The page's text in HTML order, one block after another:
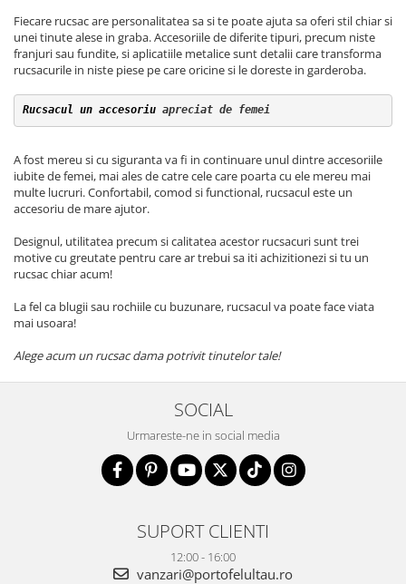
Fiecare rucsac are personalitatea sa si te poate ajuta sa oferi stil chiar si
unei tinute alese in graba. Accesoriile de diferite tipuri, precum niste
franjuri sau fundite, si aplicatiile metalice sunt detalii care transforma
rucsacurile in niste piese pe care oricine si le doreste in garderoba.
Rucsacul un accesoriu apreciat de femei
A fost mereu si cu siguranta va fi in continuare unul dintre accesoriile
iubite de femei, mai ales de catre cele care poarta cu ele mereu mai
multe lucruri. Confortabil, comod si functional, rucsacul este un
accesoriu de mare ajutor.
Designul, utilitatea precum si calitatea acestor rucsacuri sunt trei
motive cu greutate pentru care ar trebui sa iti achizitionezi si tu un
rucsac chiar acum!
La fel ca blugii sau rochiile cu buzunare, rucsacul va poate face viata
mai usoara!
Alege acum un rucsac dama potrivit tinutelor tale!
SOCIAL
Urmareste-ne in social media
SUPORT CLIENTI
12:00 - 16:00
vanzari@portofelultau.ro